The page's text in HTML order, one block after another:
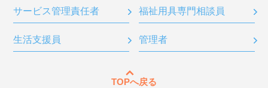
サービス管理責任者 福祉用具専門相談員
生活支援員 管理者
TOPへ戻る